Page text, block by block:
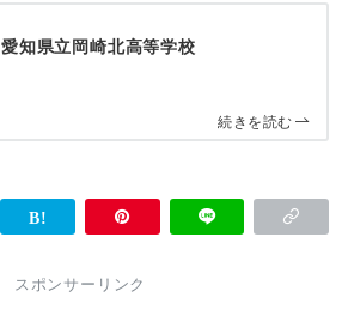
愛知県立岡崎北高等学校
続きを読む
スポンサーリンク